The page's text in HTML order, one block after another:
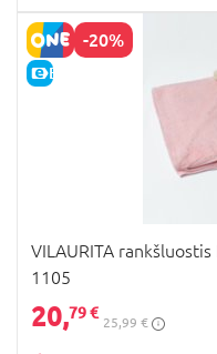
-20%
E-KAINA
VILAURITA
1105
20,79 €
25,99 €